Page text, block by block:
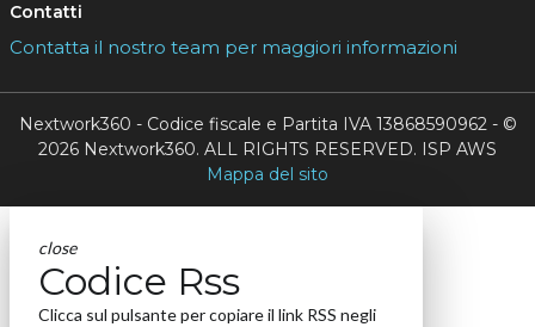
Contatti
Contatta il nostro team per maggiori informazioni
Nextwork360 - Codice fiscale e Partita IVA 13868590962 - ©
2026 Nextwork360. ALL RIGHTS RESERVED. ISP AWS
Mappa del sito
close
Codice Rss
Clicca sul pulsante per copiare il link RSS negli